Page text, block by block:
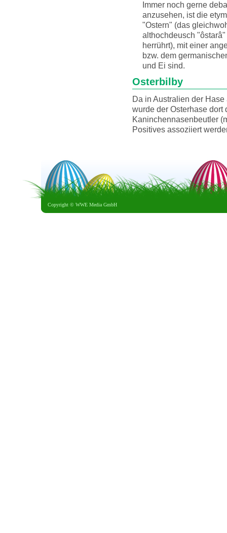
Immer noch gerne
anzusehen, ist die
"Ostern" (das
althochdeusch
herrührt), mit einer
bzw. dem
und Ei sind.
Osterbilby
Da in Australien der
wurde der Osterhase dort
Kaninchennasenbeutler
Positives assoziiert
Copyright © WWE Media GmbH